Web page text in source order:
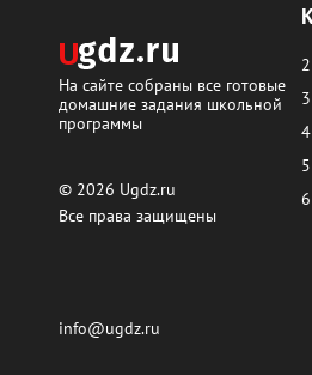
На сайте собраны все готовые
домашние задания школьной
программы
© 2026 Ugdz.ru
Все права защищены
info@ugdz.ru